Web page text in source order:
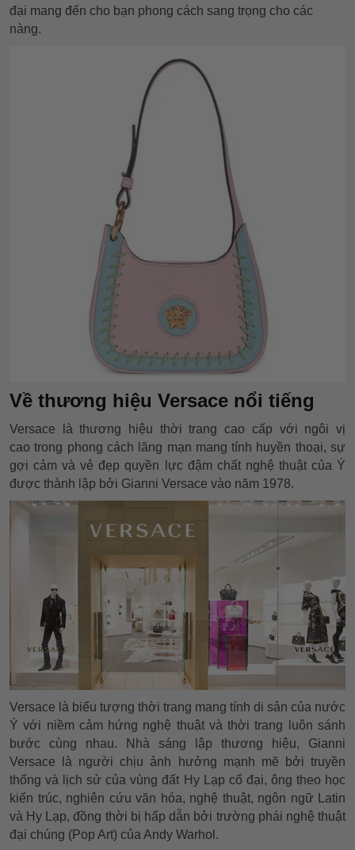
đại mang đến cho bạn phong cách sang trọng cho các
nàng.
Về thương hiệu Versace nổi tiếng
Versace là thương hiệu thời trang cao cấp với ngôi vị
cao trong phong cách lãng mạn mang tính huyền thoại, sự
gợi cảm và vẻ đẹp quyền lực đậm chất nghệ thuật của Ý
được thành lập bởi Gianni Versace vào năm 1978.
Versace là biểu tượng thời trang mang tính di sản của nước
Ý với niềm cảm hứng nghệ thuật và thời trang luôn sánh
bước cùng nhau. Nhà sáng lập thương hiệu, Gianni
Versace là người chịu ảnh hưởng mạnh mẽ bởi truyền
thống và lịch sử của vùng đất Hy Lạp cổ đại, ông theo học
kiến trúc, nghiên cứu văn hóa, nghệ thuật, ngôn ngữ Latin
và Hy Lạp, đồng thời bị hấp dẫn bởi trường phái nghệ thuật
đại chúng (Pop Art) của Andy Warhol.